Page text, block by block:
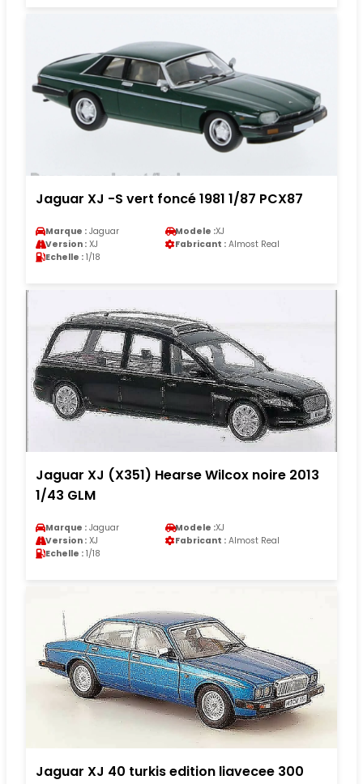
Jaguar XJ -S vert foncé 1981 1/87 PCX87
Marque : Jaguar Modele :XJ
Version : XJ Fabricant : Almost Real
Echelle : 1/18
Jaguar XJ (X351) Hearse Wilcox noire 2013
1/43 GLM
Marque : Jaguar Modele :XJ
Version : XJ Fabricant : Almost Real
Echelle : 1/18
Jaguar XJ 40 turkis edition liavecee 300